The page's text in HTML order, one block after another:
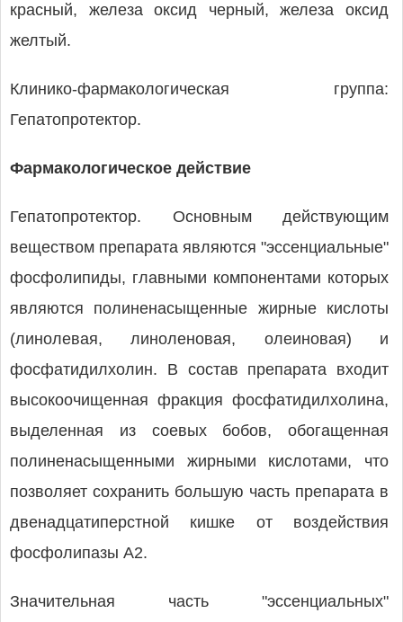
красный, железа оксид черный, железа оксид
желтый.
Клинико-фармакологическая группа:
Гепатопротектор.
Фармакологическое действие
Гепатопротектор. Основным действующим
веществом препарата являются "эссенциальные"
фосфолипиды, главными компонентами которых
являются полиненасыщенные жирные кислоты
(линолевая, линоленовая, олеиновая) и
фосфатидилхолин. В состав препарата входит
высокоочищенная фракция фосфатидилхолина,
выделенная из соевых бобов, обогащенная
полиненасыщенными жирными кислотами, что
позволяет сохранить большую часть препарата в
двенадцатиперстной кишке от воздействия
фосфолипазы А2.
Значительная часть "эссенциальных"